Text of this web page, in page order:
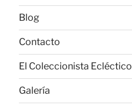
Blog
Contacto
El Coleccionista Ecléctico
Galería